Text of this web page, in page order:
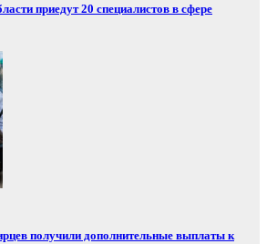
приедут 20 специалистов в сфере
получили дополнительные выплаты к